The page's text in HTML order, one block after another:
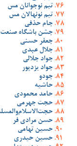
تیم نوجوانان مس
تیم نونهالان مس
جام حذفی
جشن باشگاه
جعفر حسنی
جلال عبدی
جواد جلالی
جواد یزدپور
جودو
حاشیه
حامد محمودی
حجت جهرمی
حسن مرادی فر
حسین تهامی
حسین حیدری